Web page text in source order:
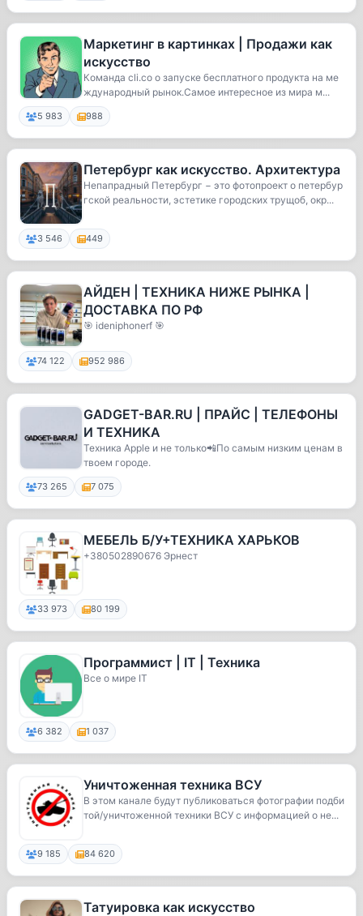
Маркетинг в картинках | Продажи как
искусство
Команда cli.co о запуске бесплатного продукта на ме
ждународный рынок.Самое интересное из мира м...
5 983 988
Петербург как искусство. Архитектура
Непапрадный Петербург − это фотопроект о петербур
гской реальности, эстетике городских трущоб, окр...
3 546 449
АЙДЕН | ТЕХНИКА НИЖЕ РЫНКА |
ДОСТАВКА ПО РФ
🎯 ideniphonerf 🎯
74 122 952 986
GADGET-BAR.RU | ПРАЙС | ТЕЛЕФОНЫ
И ТЕХНИКА
Техника Apple и не только📲По самым низким ценам в
твоем городе.
73 265 7 075
МЕБЕЛЬ Б/У+ТЕХНИКА ХАРЬКОВ
+380502890676 Эрнест
33 973 80 199
Программист | IT | Техника
Все о мире IT
6 382 1 037
Уничтоженная техника ВСУ
В этом канале будут публиковаться фотографии подби
той/уничтоженной техники ВСУ с информацией о не...
9 185 84 620
Татуировка как искусство